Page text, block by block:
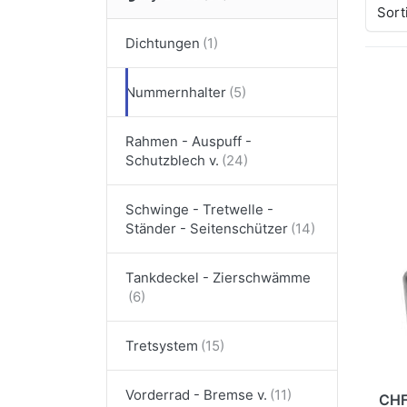
Dichtungen
Nummernhalter
Rahmen - Auspuff -
Schutzblech v.
Schwinge - Tretwelle -
Ständer - Seitenschützer
Tankdeckel - Zierschwämme
Tretsystem
Vorderrad - Bremse v.